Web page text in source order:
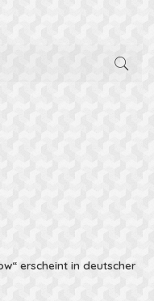
erscheint in deutscher